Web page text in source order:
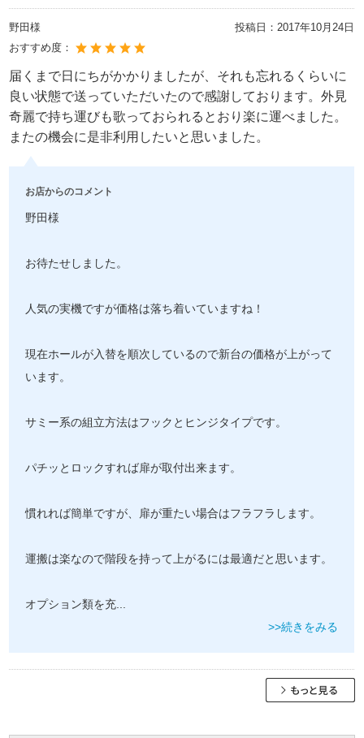
野田様 投稿日：2017年10月24日
おすすめ度：
届くまで日にちがかかりましたが、それも忘れるくらいに
良い状態で送っていただいたので感謝しております。外見
奇麗で持ち運びも歌っておられるとおり楽に運べました。
またの機会に是非利用したいと思いました。
お店からのコメント
野田様
お待たせしました。
人気の実機ですが価格は落ち着いていますね！
現在ホールが入替を順次しているので新台の価格が上がって
います。
サミー系の組立方法はフックとヒンジタイプです。
パチッとロックすれば扉が取付出来ます。
慣れれば簡単ですが、扉が重たい場合はフラフラします。
運搬は楽なので階段を持って上がるには最適だと思います。
オプション類を充...
>>続きをみる